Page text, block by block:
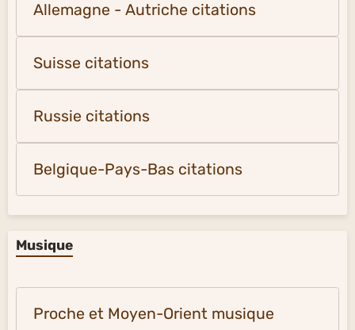
Allemagne - Autriche citations
Suisse citations
Russie citations
Belgique-Pays-Bas citations
Musique
Proche et Moyen-Orient musique